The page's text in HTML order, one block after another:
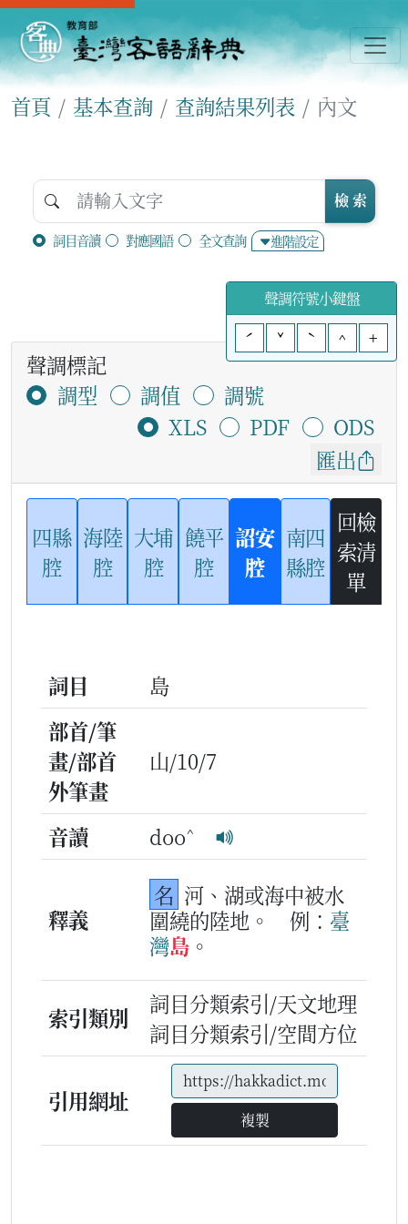
首頁 基本查詢 查詢結果列表 內文
詞目音讀 對應國語 全文查詢 進階設定
檢 索
聲調符號小鍵盤
ˊ
ˇ ˋ ^ +
聲調標記
調型
調值
調號
XLS
PDF
ODS
匯出
四縣
腔
海陸
腔
大埔
腔
饒平
腔
詔安
腔
南四
縣腔
回檢
索清
單
詞目
島
部首/筆
畫/部首
外筆畫
山/10/7
音讀 doo^
釋義
名 河、湖或海中被水
圍繞的陸地。
例： 臺
灣島 。
索引類別
詞目分類索引/天文地理
詞目分類索引/空間方位
引用網址
複製